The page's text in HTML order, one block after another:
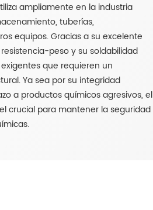
ampliamente en la industria
tuberías,
equipos. Gracias a su excelente
peso y su soldabilidad
que requieren un
Ya sea por su integridad
a productos químicos agresivos, el
crucial para mantener la seguridad